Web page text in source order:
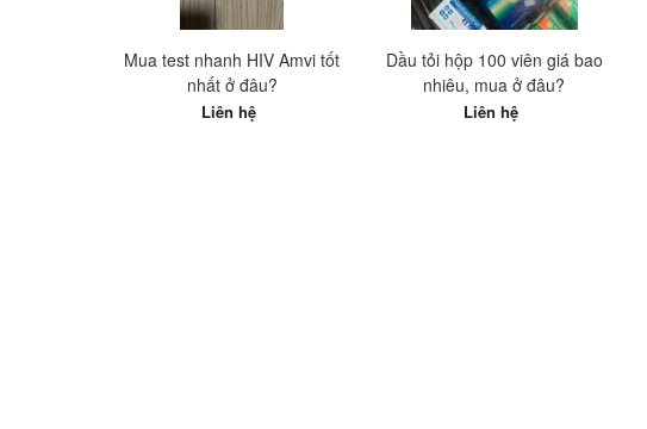
Mua test nhanh HIV Amvi tốt
nhất ở đâu?
Liên hệ
Dầu tỏi hộp 100 viên giá bao
nhiêu, mua ở đâu?
Liên hệ